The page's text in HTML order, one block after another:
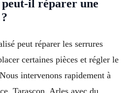
il réparer une
peut réparer les serrures
certaines pièces et régler le
intervenons rapidement à
Tarascon, Arles avec du